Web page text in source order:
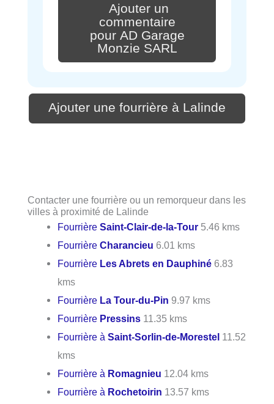
Ajouter un
commentaire
pour AD Garage
Monzie SARL
Ajouter une fourrière à Lalinde
Contacter une fourrière ou un remorqueur dans les
villes à proximité de Lalinde
FourrièreSaint-Clair-de-la-Tour 5.46 kms
FourrièreCharancieu 6.01 kms
Fourrière Les Abrets en Dauphiné 6.83
kms
Fourrière La Tour-du-Pin 9.97 kms
Fourrière Pressins 11.35 kms
Fourrière àSaint-Sorlin-de-Morestel 11.52
kms
Fourrière à Romagnieu 12.04 kms
Fourrière à Rochetoirin 13.57 kms